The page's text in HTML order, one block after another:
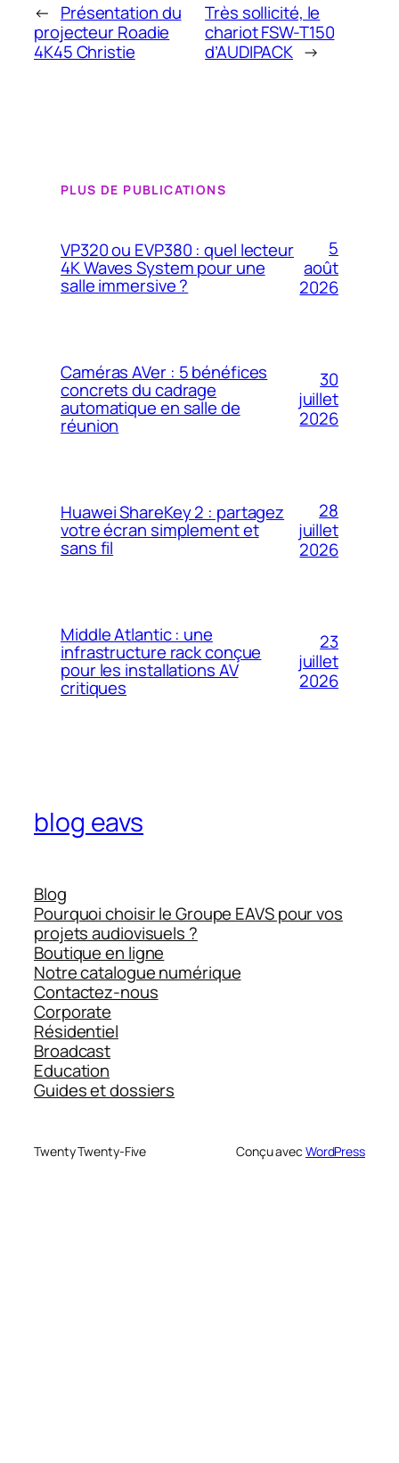
← Présentation du
projecteur Roadie
4K45 Christie
Très sollicité, le
chariot FSW-T150
d’AUDIPACK →
PLUS DE PUBLICATIONS
VP320 ou EVP380 : quel lecteur
4K Waves System pour une
salle immersive ?
5
août
2026
Caméras AVer : 5 bénéfices
concrets du cadrage
automatique en salle de
réunion
30
juillet
2026
Huawei ShareKey 2 : partagez
votre écran simplement et
sans fil
28
juillet
2026
Middle Atlantic : une
infrastructure rack conçue
pour les installations AV
critiques
23
juillet
2026
blog eavs
Blog
Pourquoi choisir le Groupe EAVS pour vos
projets audiovisuels ?
Boutique en ligne
Notre catalogue numérique
Contactez-nous
Corporate
Résidentiel
Broadcast
Education
Guides et dossiers
Twenty Twenty-Five Conçu avec WordPress